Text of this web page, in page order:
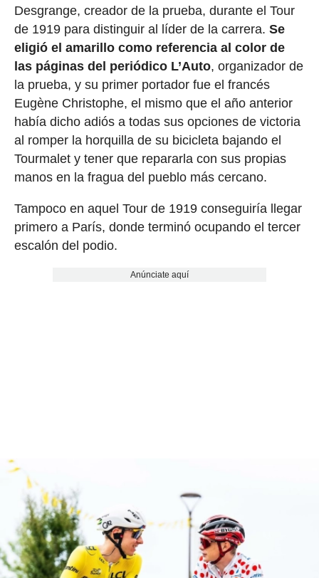
Desgrange, creador de la prueba, durante el Tour
de 1919 para distinguir al líder de la carrera. Se
eligió el amarillo como referencia al color de
las páginas del periódico L’Auto, organizador de
la prueba, y su primer portador fue el francés
Eugène Christophe, el mismo que el año anterior
había dicho adiós a todas sus opciones de victoria
al romper la horquilla de su bicicleta bajando el
Tourmalet y tener que repararla con sus propias
manos en la fragua del pueblo más cercano.
Tampoco en aquel Tour de 1919 conseguiría llegar
primero a París, donde terminó ocupando el tercer
escalón del podio.
Anúnciate aquí